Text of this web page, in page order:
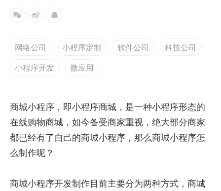
网络公司 小程序定制 软件公司
科技公司
小程序开发
微应用
商城小程序，即小程序商城，是一种小程序形态的
在线购物商城，如今备受商家重视，绝大部分商家
都已经有了自己的商城小程序，那么商城小程序怎
么制作呢？
商城小程序开发制作目前主要分为两种方式，商城